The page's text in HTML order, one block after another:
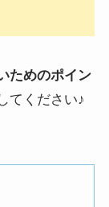
ためのポイン
てください♪